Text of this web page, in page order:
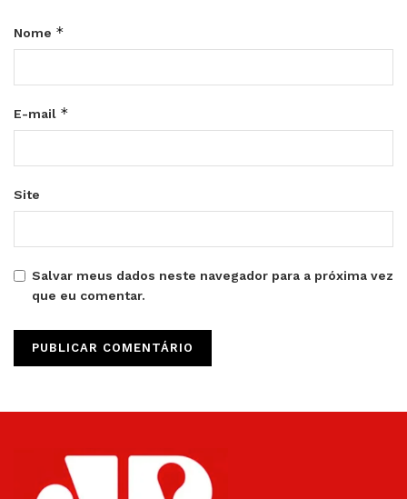
Nome *
E-mail *
Site
Salvar meus dados neste navegador para a próxima vez
que eu comentar.